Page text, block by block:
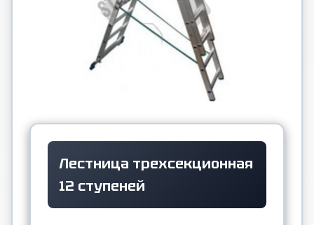
Лестница трехсекционная
12 ступеней